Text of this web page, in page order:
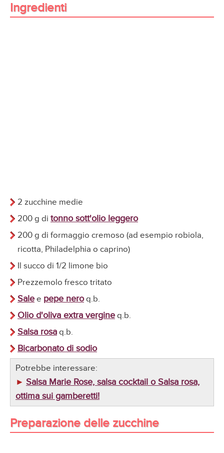
Ingredienti
2 zucchine medie
200 g di tonno sott'olio leggero
200 g di formaggio cremoso (ad esempio robiola,
ricotta, Philadelphia o caprino)
Il succo di 1/2 limone bio
Prezzemolo fresco tritato
Sale e pepe neroq.b.
Olio d'oliva extra vergine q.b.
Salsa rosa q.b.
Bicarbonato di sodio
Potrebbe interessare:
► Salsa Marie Rose, salsa cocktail o Salsa rosa,
ottima sui gamberetti!
Preparazione delle zucchine